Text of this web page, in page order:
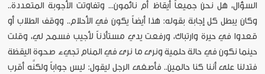
السؤال، هل نحن جميعاً أيقاظ أم نائمون... وتفاوتت الأجوبة المتعددة..
وكان يبطل كل إجابة بقوله: هذا أيضاً يكون في الأحلام.. ووقف الطلاب أو
قعدوا في حيرة وارتباك، ورفعت يدي مستأذناً لأجيب فسمح لي، وقلت
حينما نكون في حالة حلمية ونرى ما نرى في المنام تجيء صحوة اليقظة
فتدلنا على أننا كنا حالمين.. فأصغى الرجل ليقول: ليس جواباً ولكنَّه أقرب